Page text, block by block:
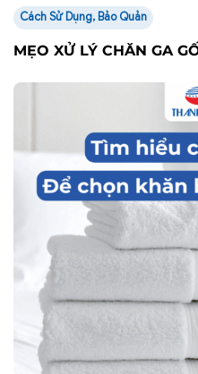
Cách Sử Dụng, Bảo Quản
MẸO XỬ LÝ CHĂN GA